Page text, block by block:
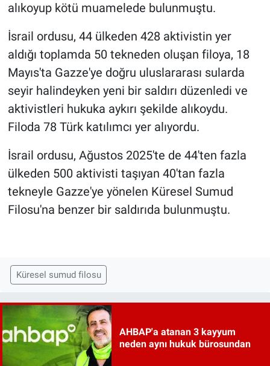
alıkoyup kötü muamelede bulunmuştu.
İsrail ordusu, 44 ülkeden 428 aktivistin yer
aldığı toplamda 50 tekneden oluşan filoya, 18
Mayıs'ta Gazze'ye doğru uluslararası sularda
seyir halindeyken yeni bir saldırı düzenledi ve
aktivistleri hukuka aykırı şekilde alıkoydu.
Filoda 78 Türk katılımcı yer alıyordu.
İsrail ordusu, Ağustos 2025'te de 44'ten fazla
ülkeden 500 aktivisti taşıyan 40'tan fazla
tekneyle Gazze'ye yönelen Küresel Sumud
Filosu'na benzer bir saldırıda bulunmuştu.
Küresel sumud filosu
AHBAP'a atanan 3 kayyum
neden aynı hukuk bürosundan